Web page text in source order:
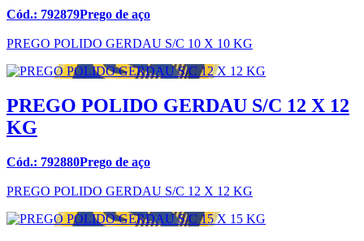
Cód.: 792879Prego de aço
PREGO POLIDO GERDAU S/C 10 X 10 KG
PREGO POLIDO GERDAU S/C 12 X 12
KG
Cód.: 792880Prego de aço
PREGO POLIDO GERDAU S/C 12 X 12 KG